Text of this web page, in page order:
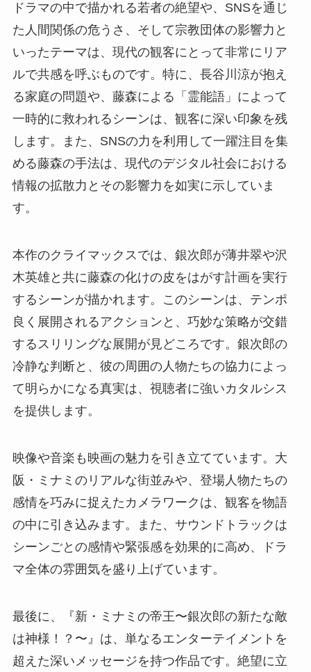
ドラマの中で描かれる若者の絶望や、SNSを通じ
た人間関係の危うさ、そして宗教団体の影響力と
いったテーマは、現代の観客にとって非常にリア
ルで共感を呼ぶものです。特に、長谷川涼が抱え
る家庭の問題や、藤森による「霊能語」によって
一時的に救われるシーンは、観客に深い印象を残
します。また、SNSの力を利用して一躍注目を集
める藤森の手法は、現代のデジタル社会における
情報の拡散力とその影響力を如実に示していま
す。
本作のクライマックスでは、銀次郎が薄井翠や沢
木英雄と共に藤森の化けの皮をはがす計画を実行
するシーンが描かれます。このシーンは、テンポ
良く展開されるアクションと、巧妙な策略が交錯
するスリリングな展開が見どころです。銀次郎の
冷静な判断と、彼の周囲の人物たちの協力によっ
て明らかになる真実は、視聴者に強いカタルシス
を提供します。
映像や音楽も映画の魅力を引き立てています。大
阪・ミナミのリアルな街並みや、登場人物たちの
感情を巧みに捉えたカメラワークは、観客を物語
の中に引き込みます。また、サウンドトラックは
シーンごとの感情や緊張感を効果的に高め、ドラ
マ全体の雰囲気を盛り上げています。
最後に、『新・ミナミの帝王〜銀次郎の新たな敵
は神様！？〜』は、単なるエンターテイメントを
超えた深いメッセージを持つ作品です。絶望に立